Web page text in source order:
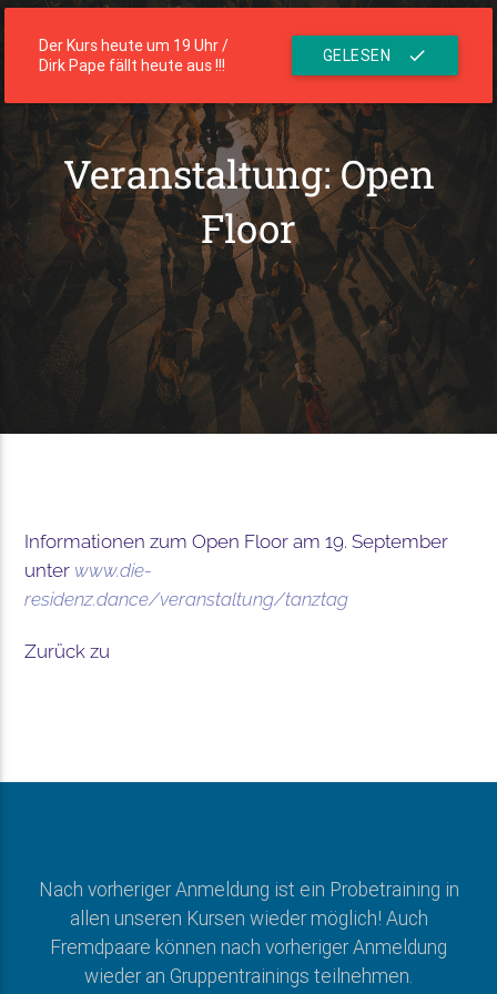
Der Kurs heute um 19 Uhr /
Dirk Pape fällt heute aus !!!
GELESEN check
Die Residenz
menu
Veranstaltung: Open
Floor
Informationen zum Open Floor am 19. September
unter www.die-
residenz.dance/veranstaltung/tanztag
Zurück zu
Nach vorheriger Anmeldung ist ein Probetraining in
allen unseren Kursen wieder möglich! Auch
Fremdpaare können nach vorheriger Anmeldung
wieder an Gruppentrainings teilnehmen.